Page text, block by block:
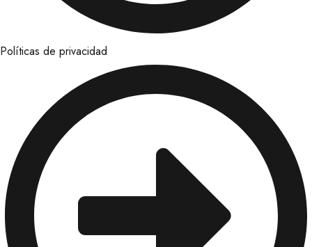
Políticas de privacidad